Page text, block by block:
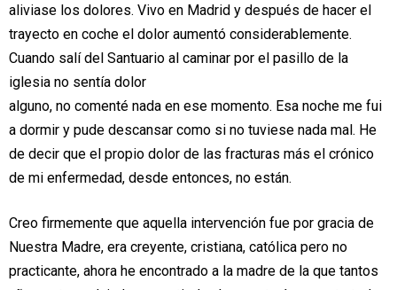
aliviase los dolores. Vivo en Madrid y después de hacer el
trayecto en coche el dolor aumentó considerablemente.
Cuando salí del Santuario al caminar por el pasillo de la
iglesia no sentía dolor
alguno, no comenté nada en ese momento. Esa noche me fui
a dormir y pude descansar como si no tuviese nada mal. He
de decir que el propio dolor de las fracturas más el crónico
de mi enfermedad, desde entonces, no están.
Creo firmemente que aquella intervención fue por gracia de
Nuestra Madre, era creyente, cristiana, católica pero no
practicante, ahora he encontrado a la madre de la que tantos